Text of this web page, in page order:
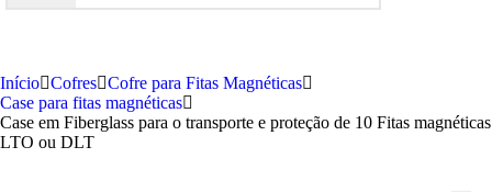
Início Cofres Cofre para Fitas Magnéticas
Case para fitas magnéticas
Case em Fiberglass para o transporte e proteção de 10 Fitas magnéticas
LTO ou DLT